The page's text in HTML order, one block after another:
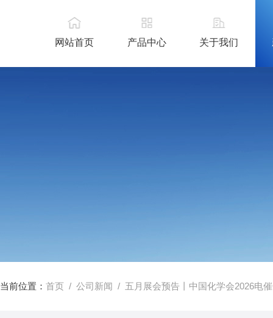
网站首页 产品中心 关于我们
当前位置：首页 /公司新闻 / 五月展会预告丨中国化学会2026电